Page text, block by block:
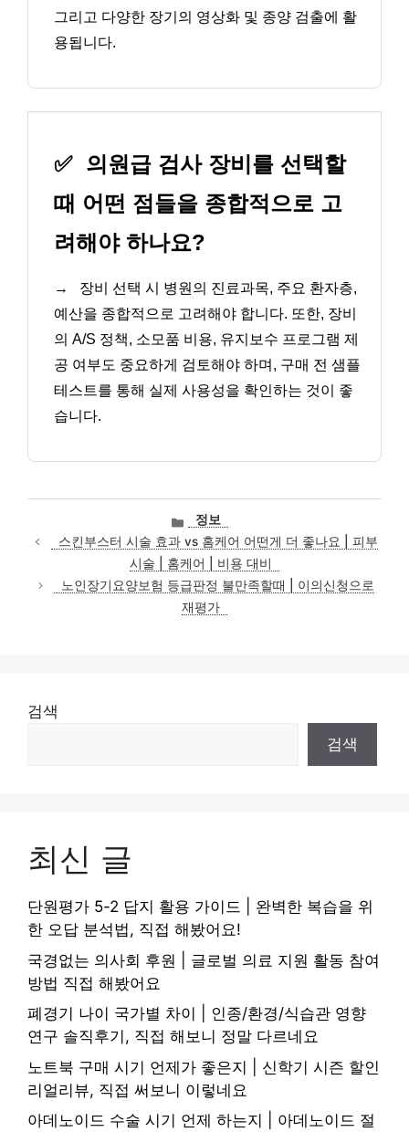
그리고 다양한 장기의 영상화 및 종양 검출에 활
용됩니다.
✅ 의원급 검사 장비를 선택할
때 어떤 점들을 종합적으로 고
려해야 하나요?
→
장비 선택 시 병원의 진료과목, 주요 환자층,
예산을 종합적으로 고려해야 합니다. 또한, 장비
의 A/S 정책, 소모품 비용, 유지보수 프로그램 제
공 여부도 중요하게 검토해야 하며, 구매 전 샘플
테스트를 통해 실제 사용성을 확인하는 것이 좋
습니다.
카
테
고
리
정보
스킨부스터 시술 효과 vs 홈케어 어떤게 더 좋나요 | 피부
시술 | 홈케어 | 비용 대비
노인장기요양보험 등급판정 불만족할때 | 이의신청으로
재평가
검색
검색
최신 글
단원평가 5-2 답지 활용 가이드 | 완벽한 복습을 위
한 오답 분석법, 직접 해봤어요!
국경없는 의사회 후원 | 글로벌 의료 지원 활동 참여
방법 직접 해봤어요
폐경기 나이 국가별 차이 | 인종/환경/식습관 영향
연구 솔직후기, 직접 해보니 정말 다르네요
노트북 구매 시기 언제가 좋은지 | 신학기 시즌 할인
리얼리뷰, 직접 써보니 이렇네요
아데노이드 수술 시기 언제 하는지 | 아데노이드 절